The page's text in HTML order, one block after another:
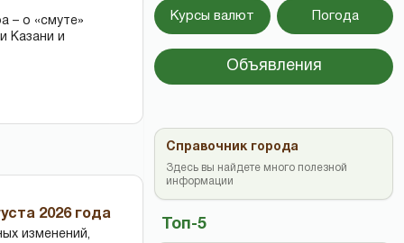
– о «смуте»
Казани и
2026 года
изменений,
Курсы валют Погода
Объявления
Топ-5
Справочник города
Здесь вы найдете много полезной
информации